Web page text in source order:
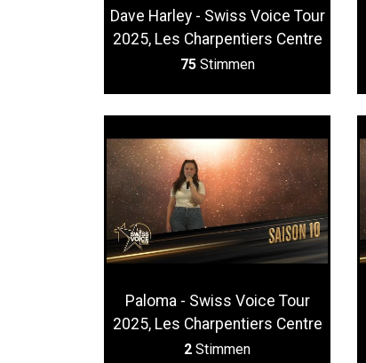
Dave Harley - Swiss Voice Tour
2025, Les Charpentiers Centre
75 Stimmen
Paloma - Swiss Voice Tour
2025, Les Charpentiers Centre
2 Stimmen